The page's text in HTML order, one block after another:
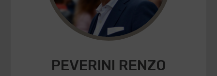
PEVERINI RENZO